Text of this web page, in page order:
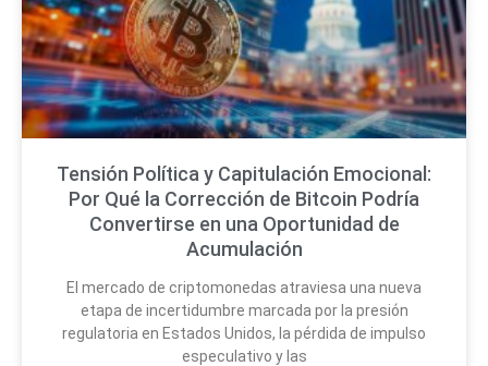
Tensión Política y Capitulación Emocional:
Por Qué la Corrección de Bitcoin Podría
Convertirse en una Oportunidad de
Acumulación
El mercado de criptomonedas atraviesa una nueva
etapa de incertidumbre marcada por la presión
regulatoria en Estados Unidos, la pérdida de impulso
especulativo y las